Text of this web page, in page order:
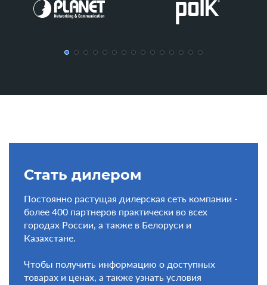
Стать дилером
Постоянно растущая дилерская сеть компании -
более 400 партнеров практически во всех
городах России, а также в Белоруси и
Казахстане.
Чтобы получить информацию о доступных
товарах и ценах, а также узнать условия